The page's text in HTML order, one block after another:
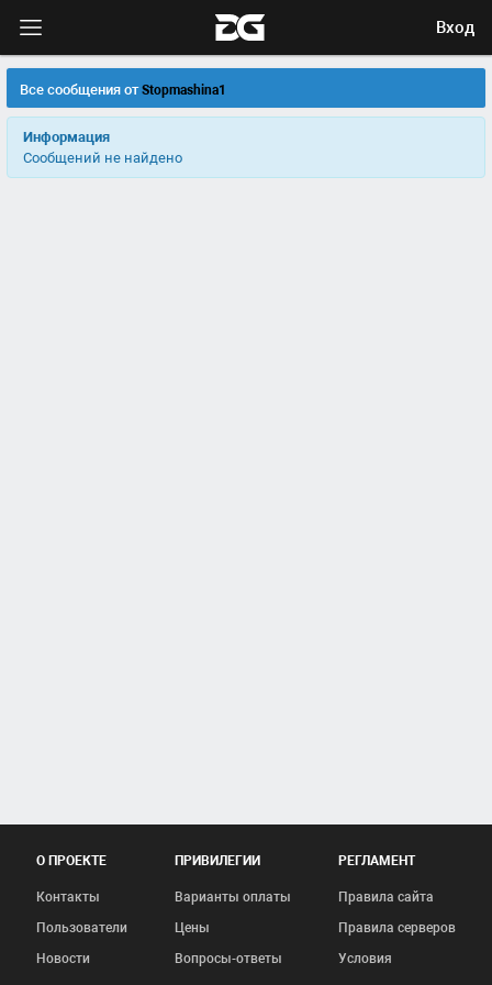
Вход
Все сообщения отStopmashina1
Информация
Сообщений не найдено
О ПРОЕКТЕ
Контакты
Пользователи
Новости
ПРИВИЛЕГИИ
Варианты оплаты
Цены
Вопросы-ответы
РЕГЛАМЕНТ
Правила сайта
Правила серверов
Условия